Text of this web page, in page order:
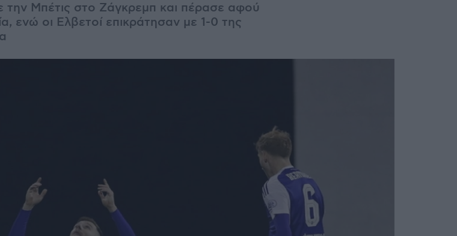
την Μπέτις στο Ζάγκρεμπ και πέρασε αφού
ενώ οι Ελβετοί επικράτησαν με 1-0 της